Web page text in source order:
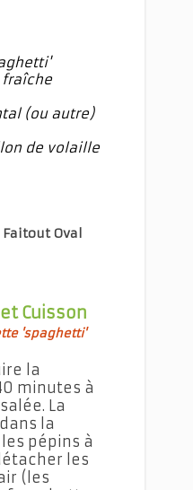
fraîche
(ou autre)
de volaille
Faitout Oval
Cuisson
'spaghetti'
la
minutes à
La
la
pépins à
les
(les